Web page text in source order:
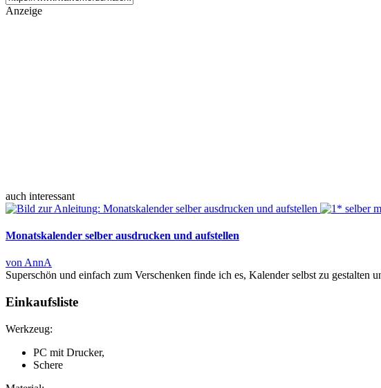
Anzeige
auch interessant
Monatskalender selber ausdrucken und aufstellen
von AnnA
Superschön und einfach zum Verschenken finde ich es, Kalender selbst zu
Einkaufsliste
Werkzeug:
PC mit Drucker,
Schere